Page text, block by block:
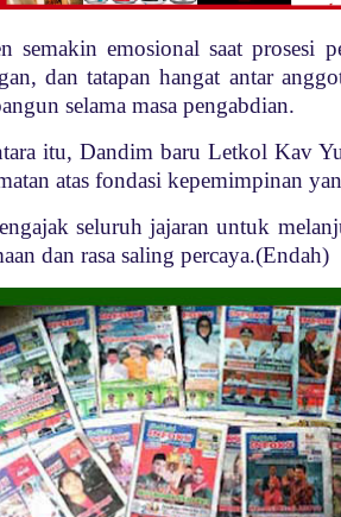
semakin emosional saat prosesi
dan tatapan hangat antar
selama masa pengabdian.
itu, Dandim baru Letkol Kav
atas fondasi kepemimpinan
seluruh jajaran untuk
dan rasa saling percaya.(Endah)